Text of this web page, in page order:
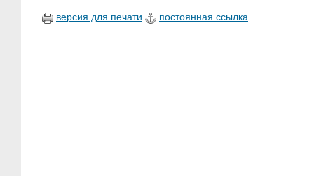
версия для печати постоянная ссылка